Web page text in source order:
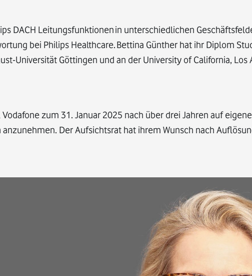
DACH Leitungsfunktionen in unterschiedlichen
bei Philips Healthcare. Bettina Günther hat ihr Diplom
Universität Göttingen und an der University of California, Los
zum 31. Januar 2025 nach über drei Jahren auf
Der Aufsichtsrat hat ihrem Wunsch nach